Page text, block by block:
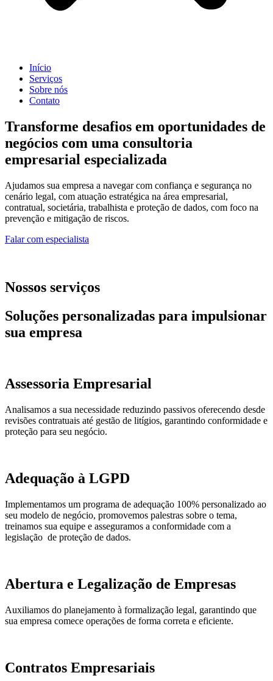
Início
Serviços
Sobre nós
Contato
Transforme desafios em oportunidades de
negócios com uma consultoria
empresarial especializada
Ajudamos sua empresa a navegar com confiança e segurança no
cenário legal, com atuação estratégica na área empresarial,
contratual, societária, trabalhista e proteção de dados, com foco na
prevenção e mitigação de riscos.
Falar com especialista
Nossos serviços
Soluções personalizadas para impulsionar
sua empresa
Assessoria Empresarial
Analisamos a sua necessidade reduzindo passivos oferecendo desde
revisões contratuais até gestão de litígios, garantindo conformidade e
proteção para seu negócio.
Adequação à LGPD
Implementamos um programa de adequação 100% personalizado ao
seu modelo de negócio, promovemos palestras sobre o tema,
treinamos sua equipe e asseguramos a conformidade com a
legislação de proteção de dados.
Abertura e Legalização de Empresas
Auxiliamos do planejamento à formalização legal, garantindo que
sua empresa comece operações de forma correta e eficiente.
Contratos Empresariais